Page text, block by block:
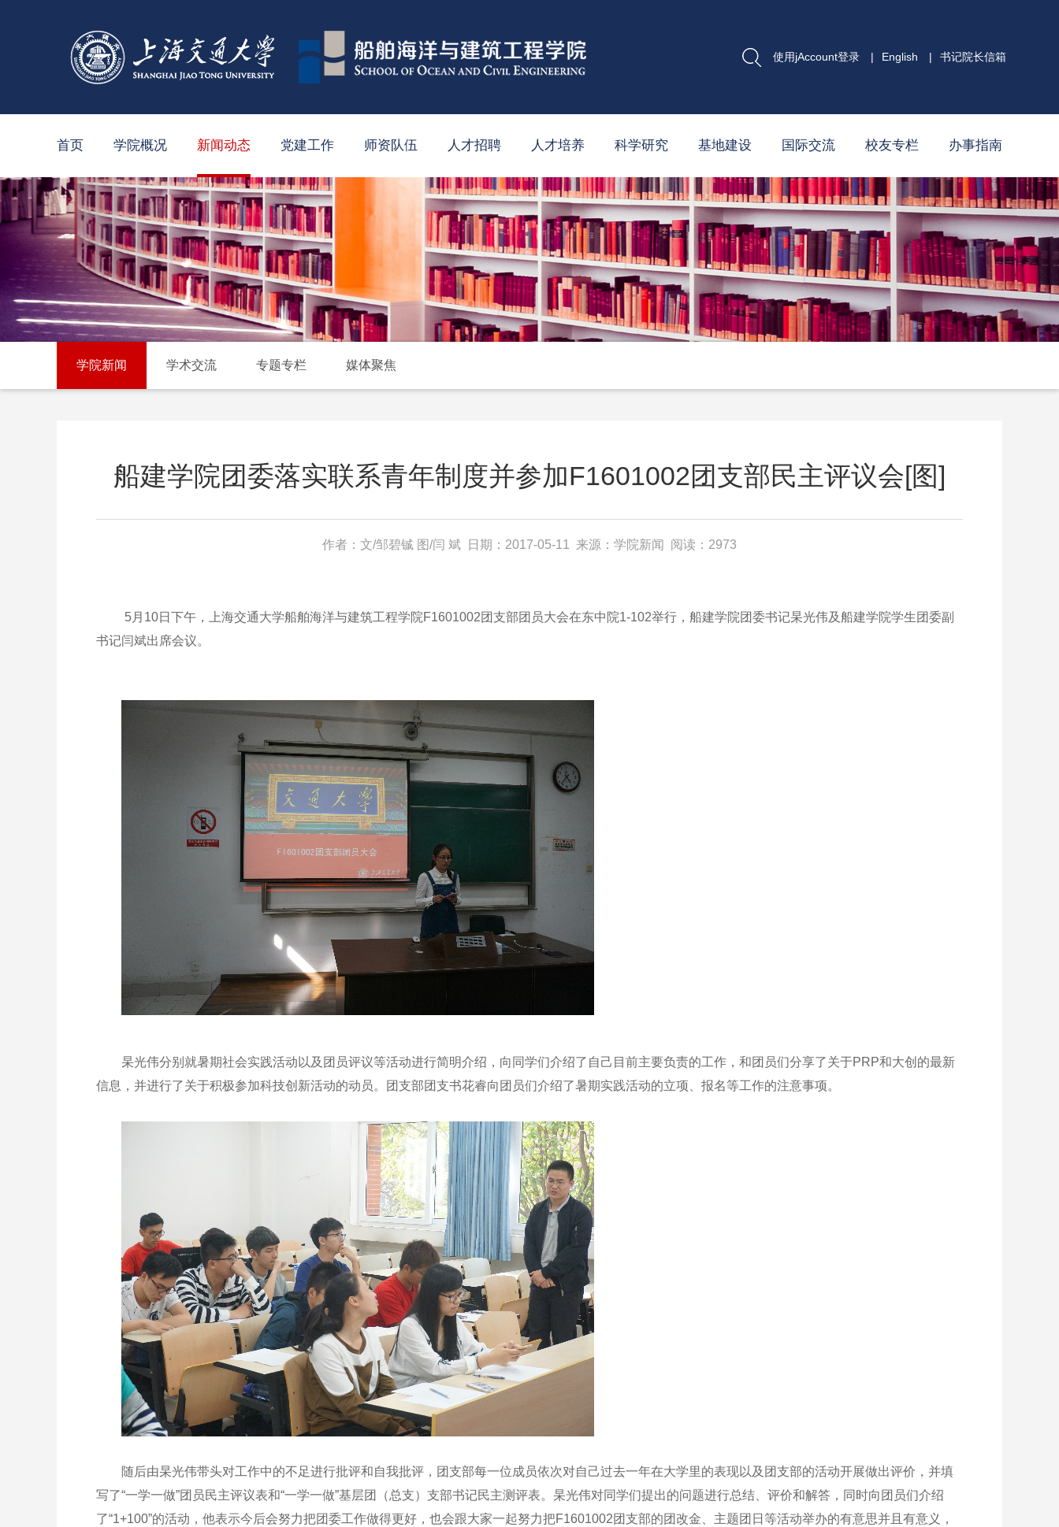
使用jAccount登录 | English | 书记院长信箱
首页 学院概况 新闻动态 党建工作 师资队伍 人才招聘 人才培养 科学研究 基地建设 国际交流 校友专栏 办事指南
学院新闻 学术交流 专题专栏 媒体聚焦
船建学院团委落实联系青年制度并参加F1601002团支部民主评议会[图]
作者：文/邹碧铖 图/闫 斌 日期：2017-05-11 来源：学院新闻 阅读：2973
5月10日下午，上海交通大学船舶海洋与建筑工程学院F1601002团支部团员大会在东中院1-102举行，船建学院团委书记杲光伟及船建学院学生团委副
书记闫斌出席会议。
杲光伟分别就暑期社会实践活动以及团员评议等活动进行简明介绍，向同学们介绍了自己目前主要负责的工作，和团员们分享了关于PRP和大创的最新
信息，并进行了关于积极参加科技创新活动的动员。团支部团支书花睿向团员们介绍了暑期实践活动的立项、报名等工作的注意事项。
随后由杲光伟带头对工作中的不足进行批评和自我批评，团支部每一位成员依次对自己过去一年在大学里的表现以及团支部的活动开展做出评价，并填
写了“一学一做”团员民主评议表和“一学一做”基层团（总支）支部书记民主测评表。杲光伟对同学们提出的问题进行总结、评价和解答，同时向团员们介绍
了“1+100”的活动，他表示今后会努力把团委工作做得更好，也会跟大家一起努力把F1601002团支部的团改金、主题团日等活动举办的有意思并且有意义，